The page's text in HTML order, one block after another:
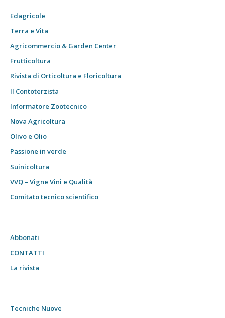
Edagricole
Terra e Vita
Agricommercio & Garden Center
Frutticoltura
Rivista di Orticoltura e Floricoltura
Il Contoterzista
Informatore Zootecnico
Nova Agricoltura
Olivo e Olio
Passione in verde
Suinicoltura
VVQ – Vigne Vini e Qualità
Comitato tecnico scientifico
Abbonati
CONTATTI
La rivista
Tecniche Nuove